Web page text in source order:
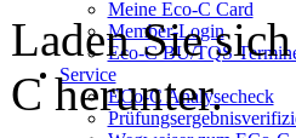
Meine Eco-C Card
Member-Login
Eco-C BU/TQS
Service
ECo-C Analysecheck
Laden Sie
C herunter.